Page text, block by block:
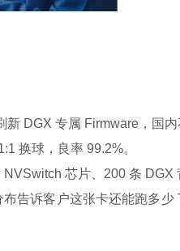
DGX 专属 Firmware，国内
换球，良率 99.2%。
芯片、200 条 DGX
告诉客户这张卡还能跑多